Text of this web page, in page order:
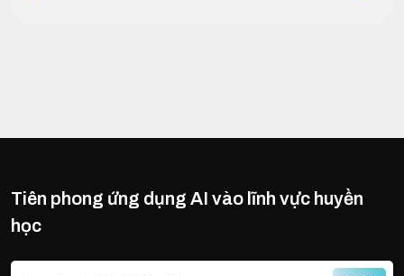
Tiên phong ứng dụng AI vào lĩnh vực huyền
học